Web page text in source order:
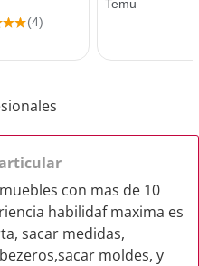
con mas de 10
habilidaf maxima es
sacar medidas,
moldes, y